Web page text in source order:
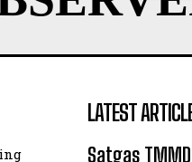
LATEST
Satgas